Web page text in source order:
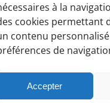
à la
cookies permettant
contenu
de
Accepter
un cercle de 10 km
d’un masque, de
l’animatrice.